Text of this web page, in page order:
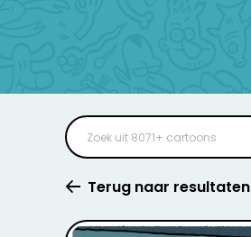
Terug naar resultaten